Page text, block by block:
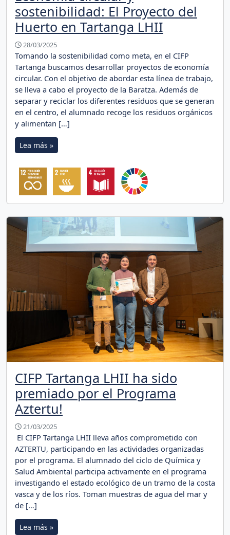
sostenibilidad: El Proyecto del
Huerto en Tartanga LHII
28/03/2025
Tomando la sostenibilidad como meta, en el CIFP
Tartanga buscamos desarrollar proyectos de economía
circular. Con el objetivo de abordar esta línea de trabajo,
se lleva a cabo el proyecto de la Baratza. Además de
separar y reciclar los diferentes residuos que se generan
en el centro, el alumnado recoge los residuos orgánicos
y alimentan […]
Lea más »
CIFP Tartanga LHII ha sido
premiado por el Programa
Aztertu!
21/03/2025
El CIFP Tartanga LHII lleva años comprometido con
AZTERTU, participando en las actividades organizadas
por el programa. El alumnado del ciclo de Química y
Salud Ambiental participa activamente en el programa
investigando el estado ecológico de un tramo de la costa
vasca y de los ríos. Toman muestras de agua del mar y
de […]
Lea más »